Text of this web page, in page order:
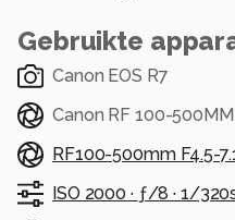
Gebruikte
Canon EOS R7
Canon RF 100-500MM
RF100-500mm F4.5-
ISO 2000 · ƒ/8 · 1/